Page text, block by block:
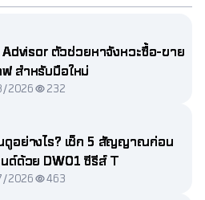
ตัวช่วยหาจังหวะซื้อ-ขาย
สำหรับมือใหม่
2026 232
ดูอย่างไร? เช็ก 5 สัญญาณก่อน
ด์ด้วย DW01 ซีรีส์ T
2026 463